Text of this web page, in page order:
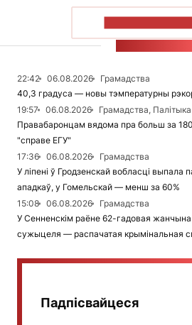
22:42 06.08.2026
Грамадства
40,3 градуса — новы тэмпературны
19:57
06.08.2026
Грамадства, Палітыка
Правабаронцам вядома пра больш за
"справе ЕГУ"
17:36
06.08.2026
Грамадства
У ліпені ў Гродзенскай вобласці
ападкаў, у Гомельскай — менш за 60%
15:08
06.08.2026
Грамадства
У Сенненскім раёне 62-гадовая
сужыцеля — распачатая крымінальная
Падпісвайцеся